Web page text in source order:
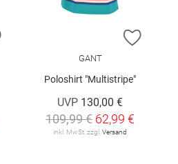
ZUR WUNSCHLISTE HINZUFÜGEN
ZUR
GANT
Poloshirt "Multistripe"
UVP 130,00 €
109,99 € 62,99 €
inkl. MwSt. zzgl. Versand